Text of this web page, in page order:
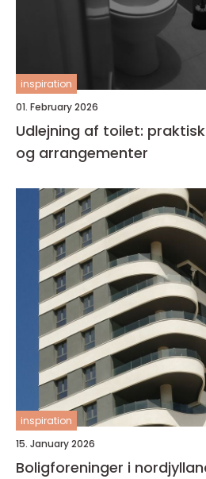
inspiration
01. February 2026
Udlejning af toilet:
og arrangementer
inspiration
15. January 2026
Boligforeninger i nordjylland sådan finder